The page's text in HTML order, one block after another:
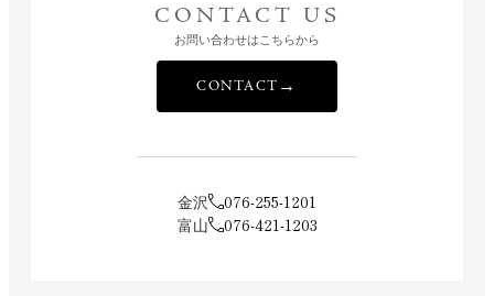
CONTACT US
お問い合わせはこちらから
CONTACT →
金沢
076-255-1201
富山
076-421-1203